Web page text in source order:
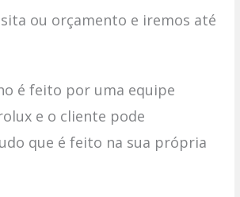
ou orçamento e iremos até
é feito por uma equipe
e o cliente pode
que é feito na sua própria